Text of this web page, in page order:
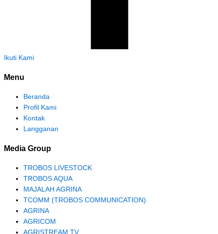
Ikuti Kami
Menu
Beranda
Profil Kami
Kontak
Langganan
Media Group
TROBOS LIVESTOCK
TROBOS AQUA
MAJALAH AGRINA
TCOMM (TROBOS COMMUNICATION)
AGRINA
AGRICOM
AGRISTREAM TV